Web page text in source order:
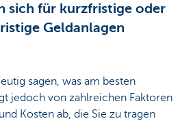
sich für kurzfristige oder
Geldanlagen
sagen, was am besten
jedoch von zahlreichen Faktoren
Kosten ab, die Sie zu tragen